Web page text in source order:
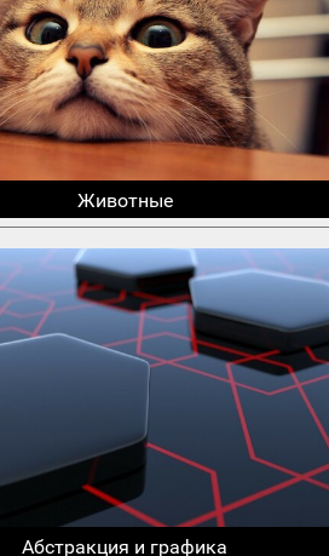
Животные
Абстракция и графика